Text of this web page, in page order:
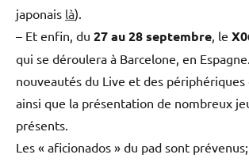
japonais là).
– Et enfin, du 27 au 28 septembre , le
qui se déroulera à Barcelone, en
nouveautés du Live et des périphériques
ainsi que la présentation de nombreux
présents.
Les « aficionados » du pad sont